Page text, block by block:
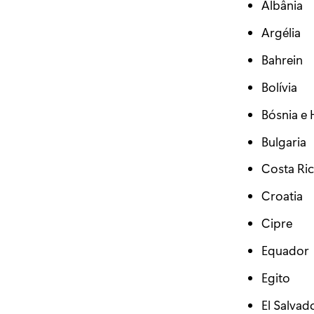
Albânia
Argélia
Bahrein
Bolívia
Bósnia e
Bulgaria
Costa
Croatia
Cipre
Equador
Egito
El